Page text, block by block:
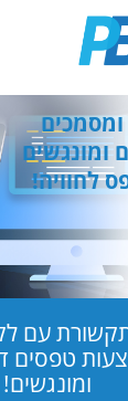
ומונגשים
לחוויה!
תקשורת עם
טפסים
ומונגשים!